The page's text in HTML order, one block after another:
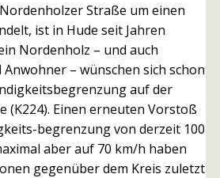
Straße um einen
ist in Hude seit Jahren
Nordenholz – und auch
– wünschen sich schon
auf der
(K224). Einen erneuten Vorstoß
begrenzung von derzeit 100
aber auf 70 km/h haben
gegenüber dem Kreis zuletzt